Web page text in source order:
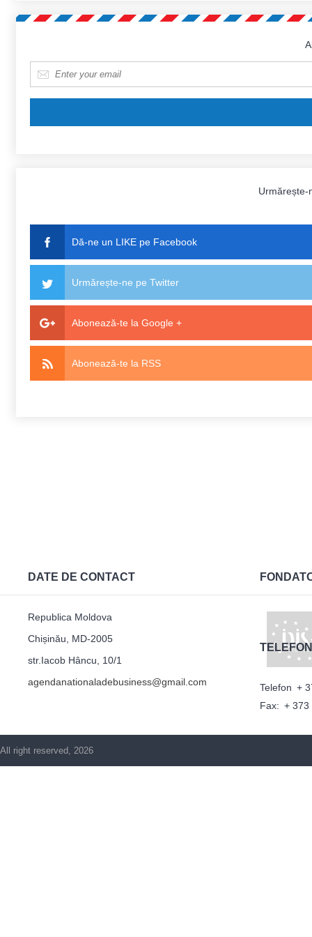
Dă-ne un LIKE pe Facebook
Urmărește-ne pe Twitter
Abonează-te la Google +
Abonează-te la RSS
DATE DE CONTACT
Republica Moldova
Chișinău, MD-2005
str.Iacob Hâncu, 10/1
agendanationaladebusiness@gmail.com
Telefon +
Fax: + 373
All right reserved, 2026